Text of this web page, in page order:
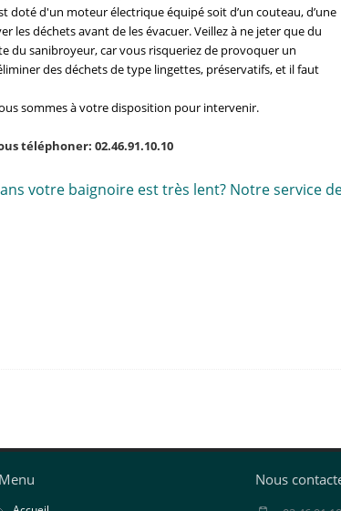
d'un moteur électrique équipé soit d’un couteau, d’une
les déchets avant de les évacuer. Veillez à ne jeter que du
du sanibroyeur, car vous risqueriez de provoquer un
des déchets de type lingettes, préservatifs, et il faut
sommes à votre disposition pour intervenir.
téléphoner: 02.46.91.10.10
votre baignoire est très lent? Notre service
Menu Nous